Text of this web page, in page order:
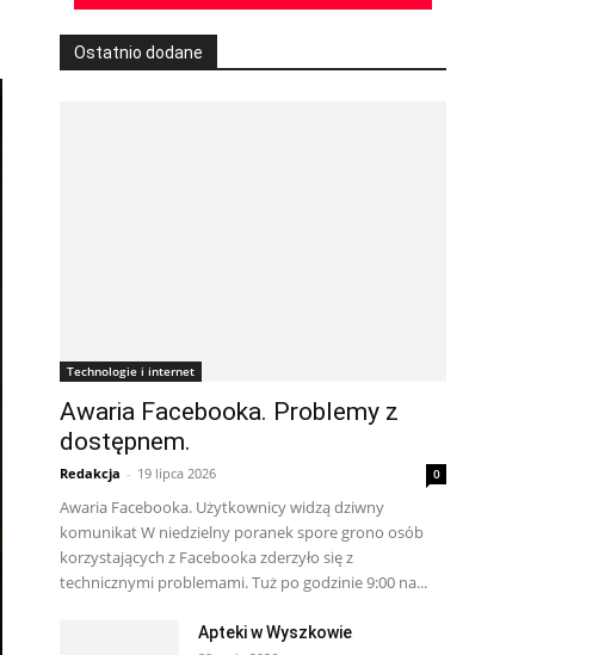
Ostatnio dodane
Technologie i internet
Awaria Facebooka. Problemy z
dostępnem.
Redakcja - 19 lipca 2026 0
Awaria Facebooka. Użytkownicy widzą dziwny
komunikat W niedzielny poranek spore grono osób
korzystających z Facebooka zderzyło się z
technicznymi problemami. Tuż po godzinie 9:00 na...
Apteki w Wyszkowie